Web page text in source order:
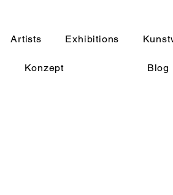
Artists Exhibitions
Konzept Blog